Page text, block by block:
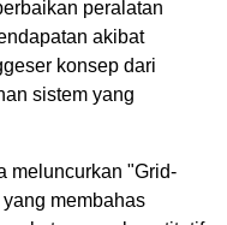
peralatan
akibat
konsep dari
sistem yang
meluncurkan "Grid-
membahas